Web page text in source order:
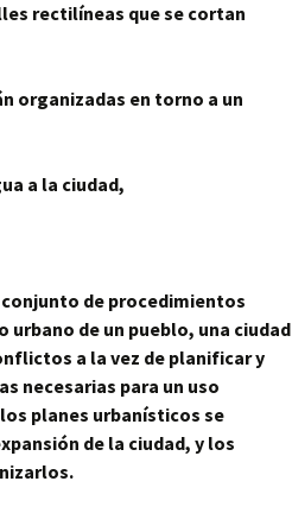
rectilíneas que se cortan
organizadas en torno a un
a la ciudad,
de procedimientos
de un pueblo, una ciudad
a la vez de planificar y
necesarias para un uso
planes urbanísticos se
de la ciudad, y los